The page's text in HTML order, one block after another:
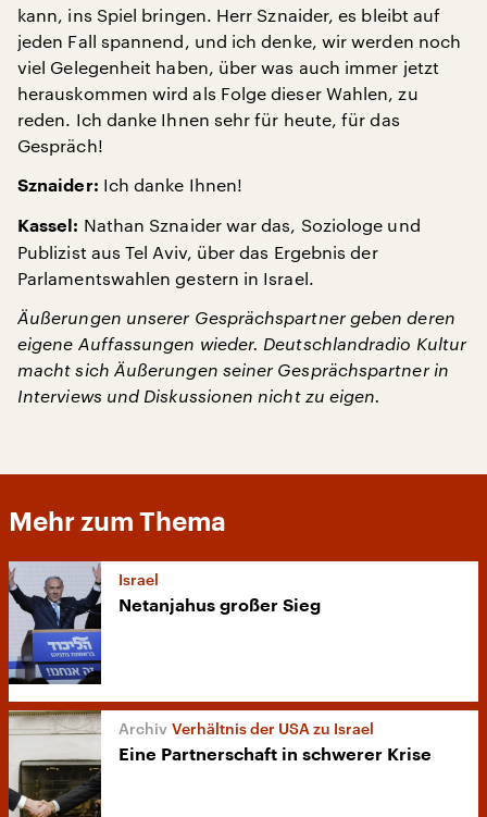
kann, ins Spiel bringen. Herr Sznaider, es bleibt auf
jeden Fall spannend, und ich denke, wir werden noch
viel Gelegenheit haben, über was auch immer jetzt
herauskommen wird als Folge dieser Wahlen, zu
reden. Ich danke Ihnen sehr für heute, für das
Gespräch!
Sznaider: Ich danke Ihnen!
Kassel: Nathan Sznaider war das, Soziologe und
Publizist aus Tel Aviv, über das Ergebnis der
Parlamentswahlen gestern in Israel.
Äußerungen unserer Gesprächspartner geben deren
eigene Auffassungen wieder. Deutschlandradio Kultur
macht sich Äußerungen seiner Gesprächspartner in
Interviews und Diskussionen nicht zu eigen.
Mehr zum Thema
Israel
Netanjahus großer Sieg
Verhältnis der USA zu Israel
Eine Partnerschaft in schwerer Krise